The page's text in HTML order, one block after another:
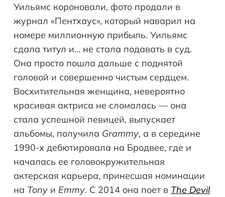
Уильямс короновали, фото продали в
журнал «Пентхаус», который наварил на
номере миллионную прибыль. Уильямс
сдала титул и… не стала подавать в суд.
Она просто пошла дальше с поднятой
головой и совершенно чистым сердцем.
Восхитительная женщина, невероятно
красивая актриса не сломалась — она
стала успешной певицей, выпускает
альбомы, получила Grammy, а в середине
1990-х дебютировала на Бродвее, где и
началась ее головокружительная
актерская карьера, принесшая номинации
на Tony и Emmy. С 2014 она поет в The Devil